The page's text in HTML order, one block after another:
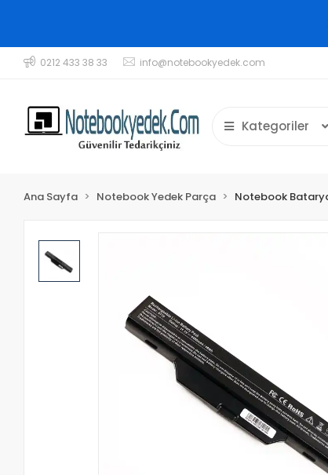
0212 433 38 33 info@notebookyedek.com
Kategoriler
Ana Sayfa Notebook Yedek Parça Notebook